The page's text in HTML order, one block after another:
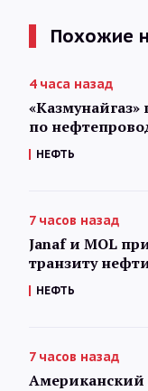
Похожие
4 часа назад
«Казмунайгаз»
по
НЕФТЬ
7 часов назад
Janaf и MOL
транзиту
НЕФТЬ
7 часов назад
Американский